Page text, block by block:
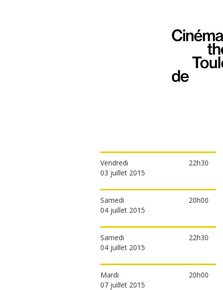
22h30
Vendredi
03 juillet 2015
20h00
Samedi
04 juillet 2015
22h30
Samedi
04 juillet 2015
20h00
Mardi
07 juillet 2015